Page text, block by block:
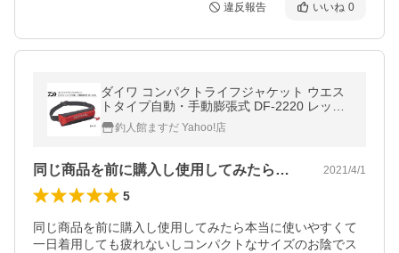
違反報告 いいね 0
ダイワ コンパクトライフジャケット ウエス
トタイプ自動・手動膨張式 DF-2220 レッド
｜救命具｜釣具｜daiwa
釣人館ますだ Yahoo!店
同じ商品を前に購入し使用してみたら本当… 2021/4/1
5
同じ商品を前に購入し使用してみたら本当に使いやすくて
一日着用しても疲れないしコンパクトなサイズのお陰でス